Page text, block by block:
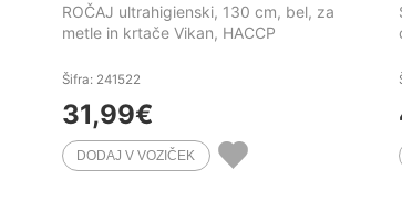
ROČAJ ultrahigienski, 130 cm, bel, za
metle in krtače Vikan, HACCP
Šifra: 241522
31,99€